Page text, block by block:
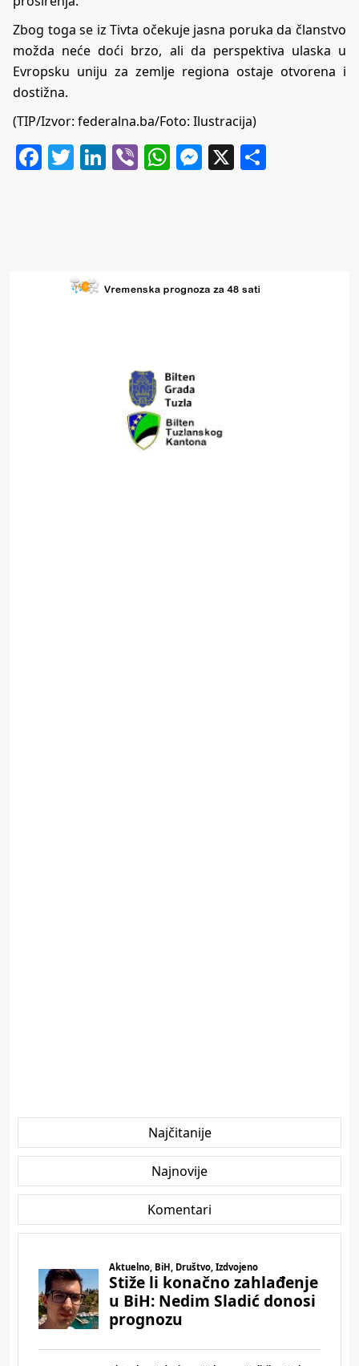
Zbog toga se iz Tivta očekuje jasna poruka da članstvo
možda neće doći brzo, ali da perspektiva ulaska u
Evropsku uniju za zemlje regiona ostaje otvorena i
dostižna.
(TIP/Izvor: federalna.ba/Foto: Ilustracija)
Facebook
Twitter
LinkedIn
ViberWhatsApp
Messenger
X
Najčitanije
Najnovije
Komentari